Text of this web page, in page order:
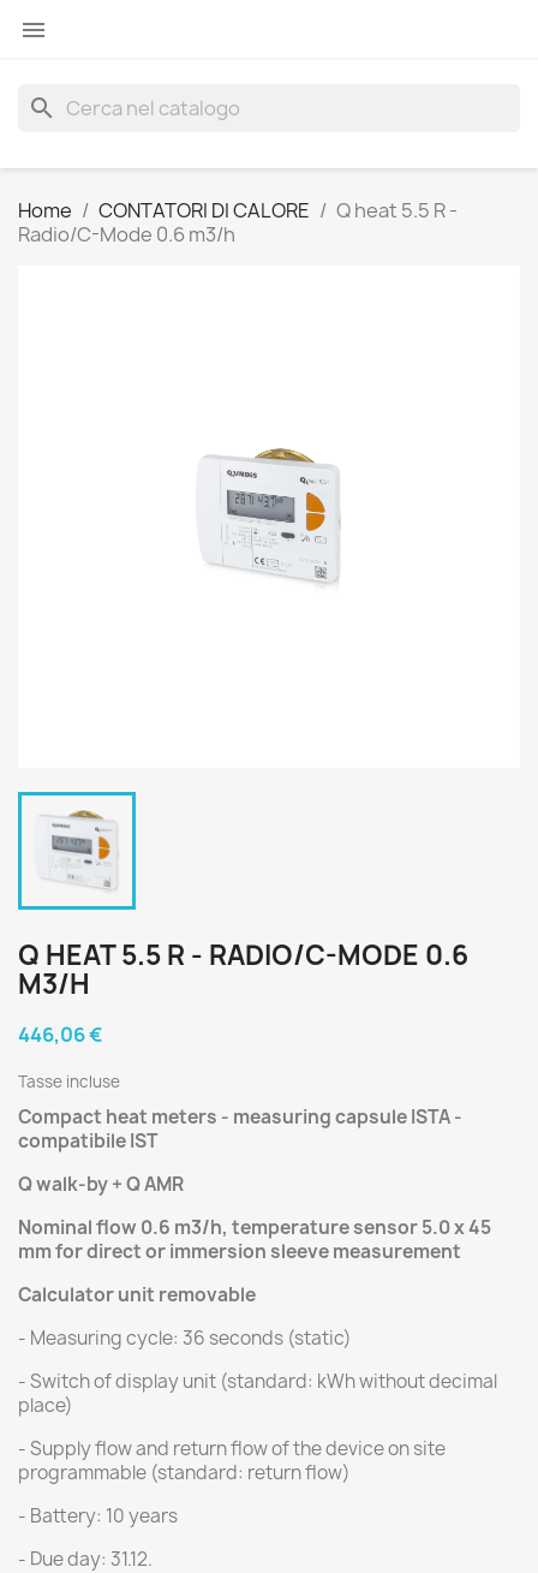

search
Home CONTATORI DI CALORE
Q heat 5.5 R -
Radio/C-Mode 0.6 m3/h
Q HEAT 5.5 R - RADIO/C-MODE 0.6
M3/H
446,06 €
Tasse incluse
Compact heat meters - measuring capsule ISTA -
compatibile IST
Q walk-by + Q AMR
Nominal flow 0.6 m3/h, temperature sensor 5.0 x 45
mm for direct or immersion sleeve measurement
Calculator unit removable
- Measuring cycle: 36 seconds (static)
- Switch of display unit (standard: kWh without decimal
place)
- Supply flow and return flow of the device on site
programmable (standard: return flow)
- Battery: 10 years
- Due day: 31.12.